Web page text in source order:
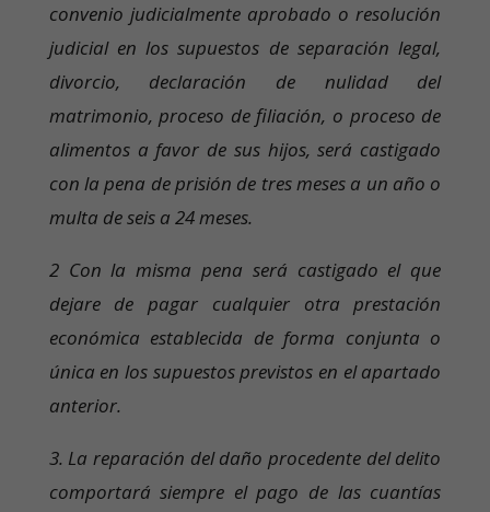
convenio judicialmente aprobado o resolución
judicial en los supuestos de separación legal,
divorcio, declaración de nulidad del
matrimonio, proceso de filiación, o proceso de
alimentos a favor de sus hijos, será castigado
con la pena de prisión de tres meses a un año o
multa de seis a 24 meses.
2 Con la misma pena será castigado el que
dejare de pagar cualquier otra prestación
económica establecida de forma conjunta o
única en los supuestos previstos en el apartado
anterior.
3. La reparación del daño procedente del delito
comportará siempre el pago de las cuantías